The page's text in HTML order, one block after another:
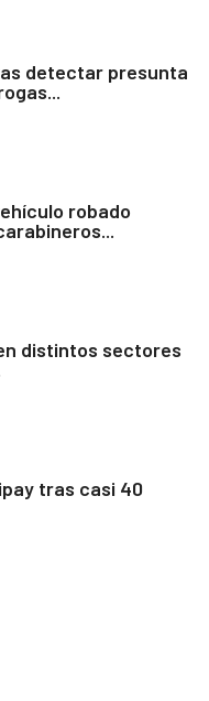
detectar presunta
robado
distintos sectores
tras casi 40